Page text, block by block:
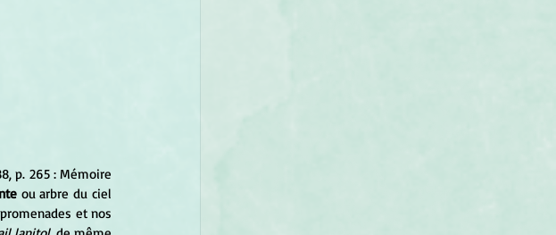
p. 265 : Mémoire
ou arbre du ciel
et nos